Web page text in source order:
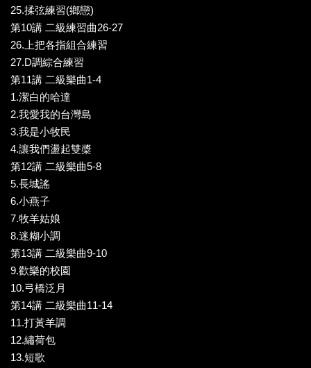
25.揉弦練習(鄉戀)
第10講 二級練習曲26-27
26.上把各指組合練習
27.D調綜合練習
第11講 二級樂曲1-4
1.潔白的哈達
2.我愛我的台灣島
3.我是小牧民
4.讓我們盪起雙槳
第12講 二級樂曲5-8
5.長城謠
6.小燕子
7.牧羊姑娘
8.迷糊小調
第13講 二級樂曲9-10
9.歡樂的校園
10.弓橋泛月
第14講 二級樂曲11-14
11.打黃羊調
12.繡荷包
13.短歌